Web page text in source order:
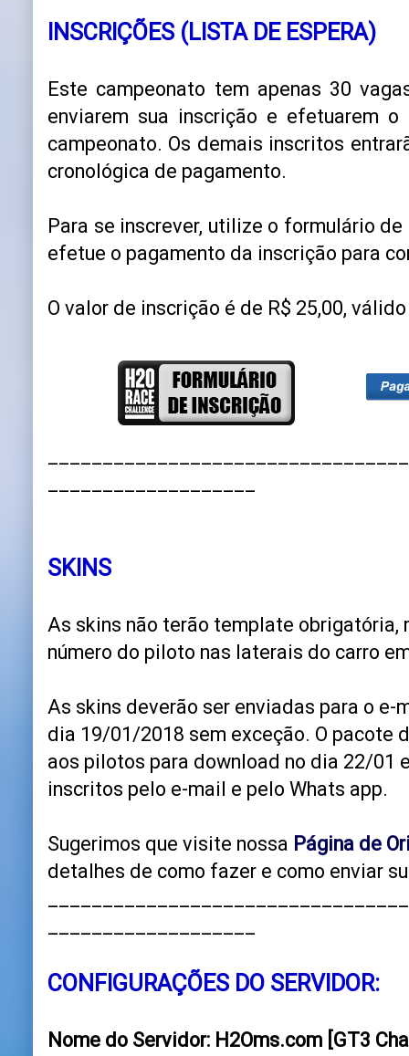
INSCRIÇÕES (LISTA DE ESPERA)
Este campeonato tem apenas 30
enviarem sua inscrição e efetuarem o
campeonato. Os demais inscritos
cronológica de pagamento.
Para se inscrever, utilize o formulário
efetue o pagamento da inscrição para
O valor de inscrição é de R$ 25,00,
SKINS
As skins não terão template obrigatória,
número do piloto nas laterais do carro
As skins deverão ser enviadas para o
dia 19/01/2018 sem exceção. O pacote
aos pilotos para download no dia 22/01
inscritos pelo e-mail e pelo Whats app.
Sugerimos que visite nossa Página de
detalhes de como fazer e como enviar
CONFIGURAÇÕES DO SERVIDOR:
Nome do Servidor: H2Oms.com [GT3